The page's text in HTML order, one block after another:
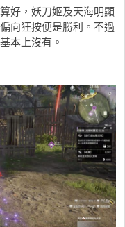
好，妖刀姬及天海明顯
向狂按便是勝利。不過
本上沒有。